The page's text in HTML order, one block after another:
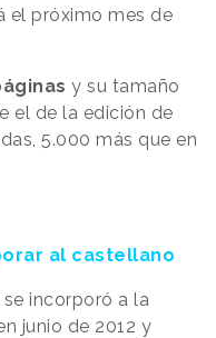
el próximo mes de
y su tamaño
el de la edición de
5.000 más que en
al castellano
incorporó a la
junio de 2012 y